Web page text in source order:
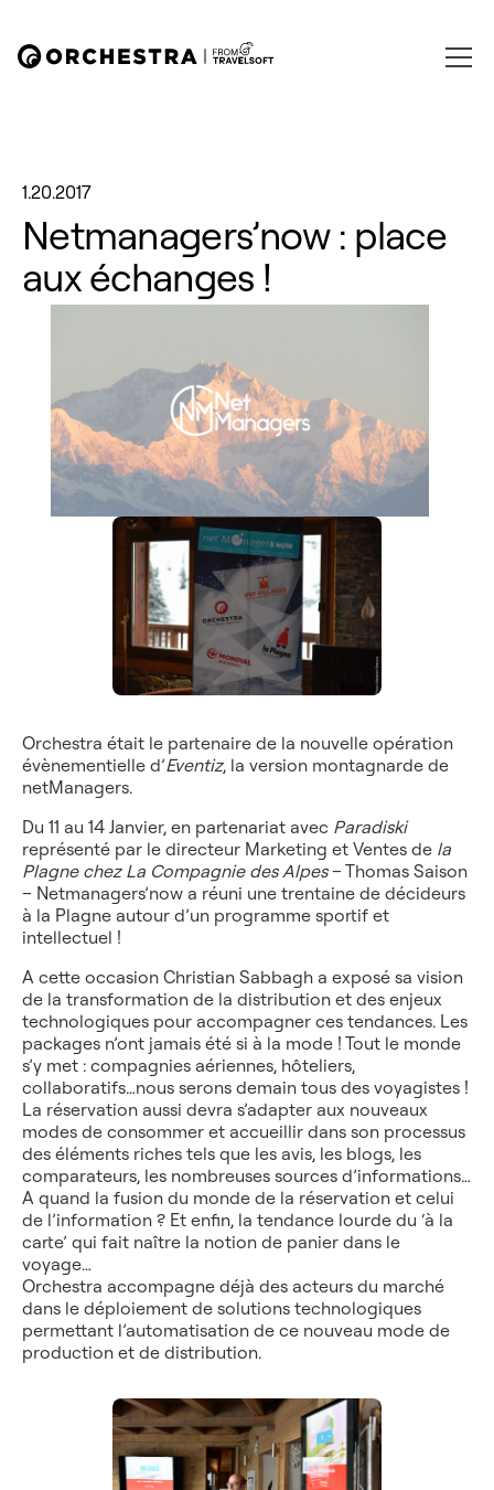
1.20.2017
Netmanagers’now : place
aux échanges !
Orchestra était le partenaire de la nouvelle opération
évènementielle d’Eventiz, la version montagnarde de
netManagers.
Du 11 au 14 Janvier, en partenariat avec Paradiski
représenté par le directeur Marketing et Ventes de la
Plagne chez La Compagnie des Alpes– Thomas Saison
– Netmanagers’now a réuni une trentaine de décideurs
à la Plagne autour d’un programme sportif et
intellectuel !
A cette occasion Christian Sabbagh a exposé sa vision
de la transformation de la distribution et des enjeux
technologiques pour accompagner ces tendances. Les
packages n’ont jamais été si à la mode ! Tout le monde
s’y met : compagnies aériennes, hôteliers,
collaboratifs…nous serons demain tous des voyagistes !
La réservation aussi devra s’adapter aux nouveaux
modes de consommer et accueillir dans son processus
des éléments riches tels que les avis, les blogs, les
comparateurs, les nombreuses sources d’informations…
A quand la fusion du monde de la réservation et celui
de l’information ? Et enfin, la tendance lourde du ‘à la
carte’ qui fait naître la notion de panier dans le
voyage…
Orchestra accompagne déjà des acteurs du marché
dans le déploiement de solutions technologiques
permettant l’automatisation de ce nouveau mode de
production et de distribution.